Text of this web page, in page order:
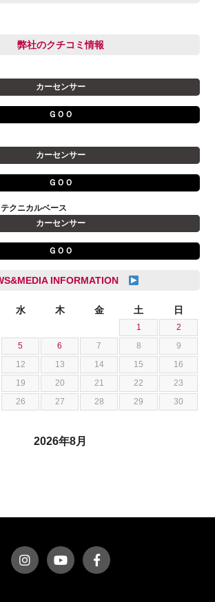
ン
プ
ン
弊社のクチコミ情報
カーセンサー
ＧＯＯ
カーセンサー
ＧＯＯ
クニカルベース
カーセンサー
ＧＯＯ
INFORMATION
2026年8月
水 木 金 土 日
1
2
5 6 7 8
9
12 13 14 15
16
19 20 21 22
23
26 27 28 29
30